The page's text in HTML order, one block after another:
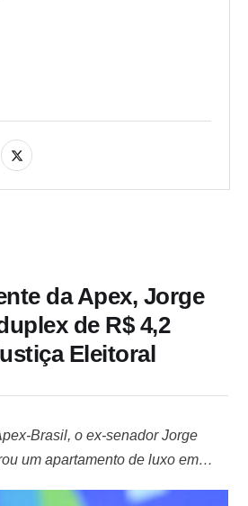
da Apex, Jorge
de R$ 4,2
Eleitoral
Brasil, o ex-senador Jorge
um apartamento de luxo em